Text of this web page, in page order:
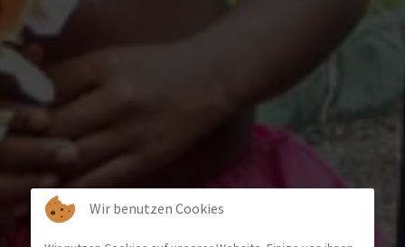
Wir benutzen Cookies